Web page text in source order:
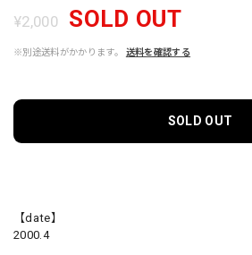
¥2,000 SOLD OUT
※別途送料がかかります。 送料を確認する
SOLD OUT
【date】
2000.4